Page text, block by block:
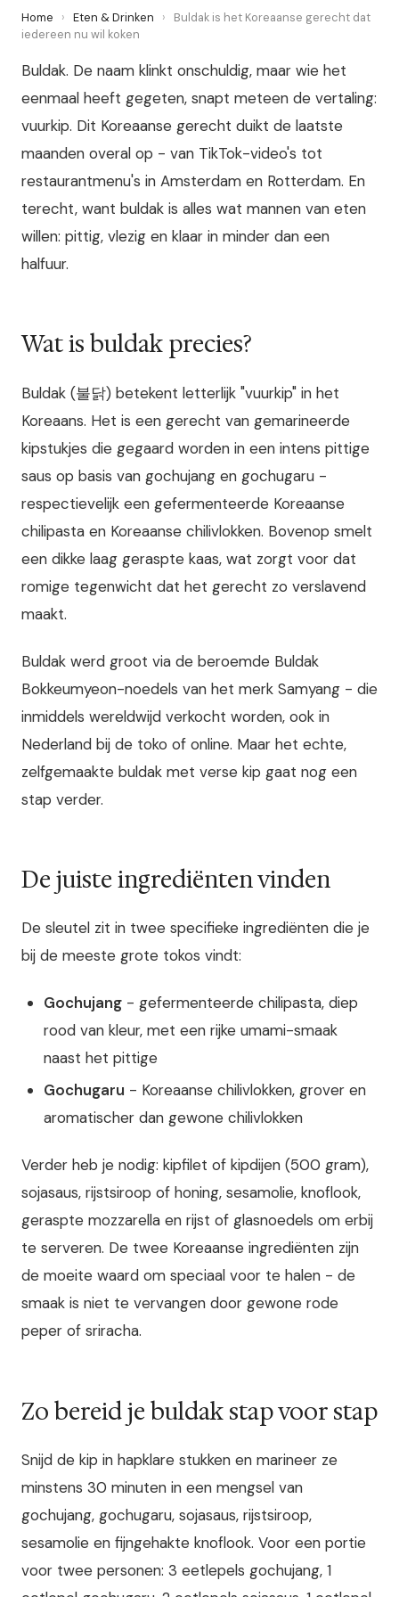
Home › Eten & Drinken ›
Buldak is het Koreaanse gerecht dat
iedereen nu wil koken
Buldak. De naam klinkt onschuldig, maar wie het
eenmaal heeft gegeten, snapt meteen de vertaling:
vuurkip. Dit Koreaanse gerecht duikt de laatste
maanden overal op - van TikTok-video's tot
restaurantmenu's in Amsterdam en Rotterdam. En
terecht, want buldak is alles wat mannen van eten
willen: pittig, vlezig en klaar in minder dan een
halfuur.
Wat is buldak precies?
Buldak (불닭) betekent letterlijk "vuurkip" in het
Koreaans. Het is een gerecht van gemarineerde
kipstukjes die gegaard worden in een intens pittige
saus op basis van gochujang en gochugaru -
respectievelijk een gefermenteerde Koreaanse
chilipasta en Koreaanse chilivlokken. Bovenop smelt
een dikke laag geraspte kaas, wat zorgt voor dat
romige tegenwicht dat het gerecht zo verslavend
maakt.
Buldak werd groot via de beroemde Buldak
Bokkeumyeon-noedels van het merk Samyang - die
inmiddels wereldwijd verkocht worden, ook in
Nederland bij de toko of online. Maar het echte,
zelfgemaakte buldak met verse kip gaat nog een
stap verder.
De juiste ingrediënten vinden
De sleutel zit in twee specifieke ingrediënten die je
bij de meeste grote tokos vindt:
Gochujang - gefermenteerde chilipasta, diep
rood van kleur, met een rijke umami-smaak
naast het pittige
Gochugaru - Koreaanse chilivlokken, grover en
aromatischer dan gewone chilivlokken
Verder heb je nodig: kipfilet of kipdijen (500 gram),
sojasaus, rijstsiroop of honing, sesamolie, knoflook,
geraspte mozzarella en rijst of glasnoedels om erbij
te serveren. De twee Koreaanse ingrediënten zijn
de moeite waard om speciaal voor te halen - de
smaak is niet te vervangen door gewone rode
peper of sriracha.
Zo bereid je buldak stap voor stap
Snijd de kip in hapklare stukken en marineer ze
minstens 30 minuten in een mengsel van
gochujang, gochugaru, sojasaus, rijstsiroop,
sesamolie en fijngehakte knoflook. Voor een portie
voor twee personen: 3 eetlepels gochujang, 1